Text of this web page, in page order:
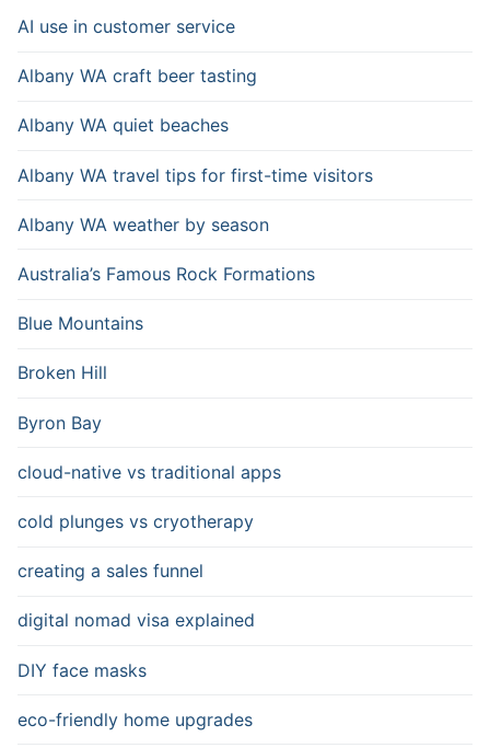
AI use in customer service
Albany WA craft beer tasting
Albany WA quiet beaches
Albany WA travel tips for first-time visitors
Albany WA weather by season
Australia’s Famous Rock Formations
Blue Mountains
Broken Hill
Byron Bay
cloud-native vs traditional apps
cold plunges vs cryotherapy
creating a sales funnel
digital nomad visa explained
DIY face masks
eco-friendly home upgrades